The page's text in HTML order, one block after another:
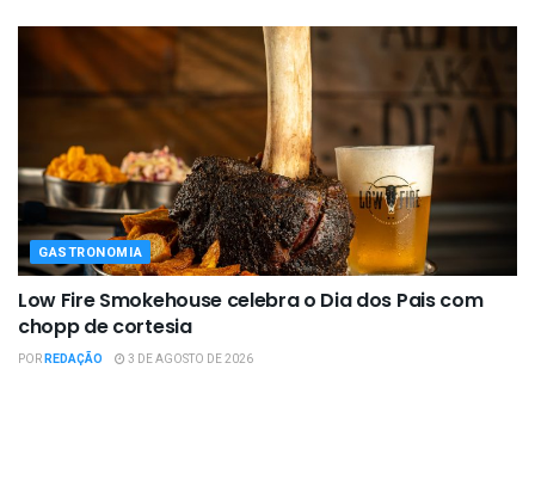
GASTRONOMIA
Low Fire Smokehouse celebra o Dia dos Pais com
chopp de cortesia
PORREDAÇÃO 3 DE AGOSTO DE 2026